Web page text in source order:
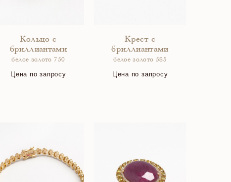
Кольцо с
бриллиантами
белое золото 750
Цена по запросу
Крест с
бриллиантами
белое золото 585
Цена по запросу